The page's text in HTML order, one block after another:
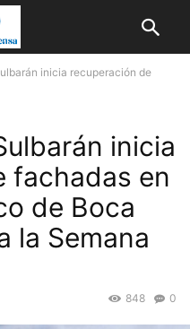
inicia recuperación de
inicia
fachadas en
de Boca
la Semana
0
848